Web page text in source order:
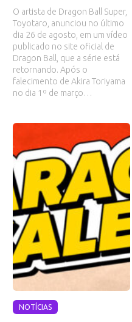
O artista de Dragon Ball Super,
Toyotaro, anunciou no último
dia 26 de agosto, em um vídeo
publicado no site oficial de
Dragon Ball, que a série está
retornando. Após o
falecimento de Akira Toriyama
no dia 1º de março…
NOTÍCIAS